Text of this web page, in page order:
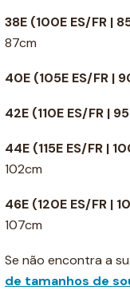
38E (100E ES/FR |
87cm
40E (105E ES/FR |
42E (110E ES/FR |
44E (115E ES/FR |
102cm
46E (120E ES/FR |
107cm
Se não encontra a
de tamanhos de